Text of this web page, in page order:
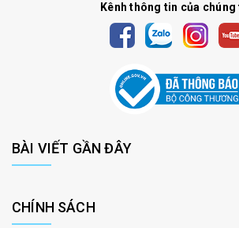
Kênh thông tin của chúng
BÀI VIẾT GẦN ĐÂY
CHÍNH SÁCH